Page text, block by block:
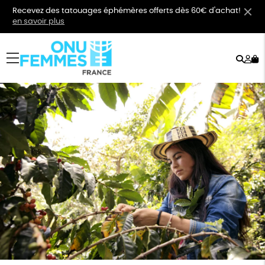
Recevez des tatouages éphémères offerts dès 60€ d'achat!
en savoir plus
menu